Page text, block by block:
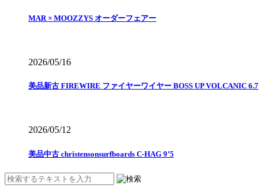
MAR × MOOZZYS オーダーフェアー
2026/05/16
美品新古 FIREWIRE ファイヤーワイヤー BOSS UP VOLCANIC 6.7
2026/05/12
美品中古 christensonsurfboards C-HAG 9’5